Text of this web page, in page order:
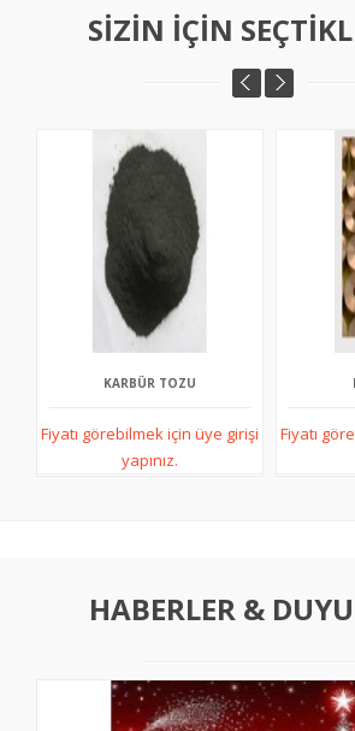
SIZIN İÇIN
KARBÜR TOZU
Fiyatı görebilmek için üye girişi
yapınız.
Fiyatı
HABERLER &